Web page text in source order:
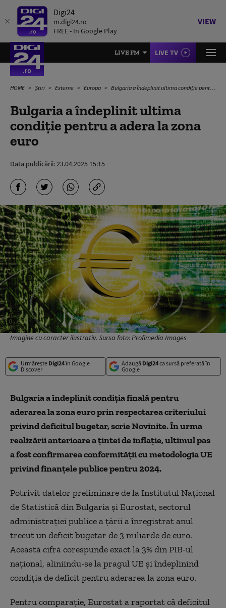
Digi24
m.digi24.ro
FREE - In Google Play
VIEW
LIVE FM LIVE TV
HOME Știri Externe Europa Bulgaria a îndeplinit ultima condiție pentru a adera la zona euro
Bulgaria a îndeplinit ultima
condiție pentru a adera la zona
euro
Data publicării:23.04.2025 15:15
Imagine cu caracter ilustrativ. Sursa foto: Profimedia Images
Urmărește Digi24în Google
Discover
Adaugă Digi24ca sursă preferată în
Google
Bulgaria a îndeplinit condiţia finală pentru
aderarea la zona euro prin respectarea criteriului
privind deficitul bugetar, scrie Novinite. În urma
realizării anterioare a ţintei de inflaţie, ultimul pas
a fost confirmarea conformităţii cu metodologia UE
privind finanţele publice pentru 2024.
Potrivit datelor preliminare de la Institutul Naţional
de Statistică din Bulgaria şi Eurostat, sectorul
administraţiei publice a ţării a înregistrat anul
trecut un deficit bugetar de 3 miliarde de euro.
Această cifră corespunde exact la 3% din PIB-ul
naţional, aliniindu-se la pragul UE şi îndeplinind
condiţia de deficit pentru aderarea la zona euro.
Pentru comparaţie, Eurostat a raportat că deficitul